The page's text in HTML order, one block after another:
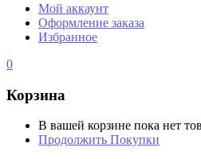
Мой аккаунт
Оформление заказа
Избранное
0
Корзина
В вашей корзине пока нет
Продолжить Покупки